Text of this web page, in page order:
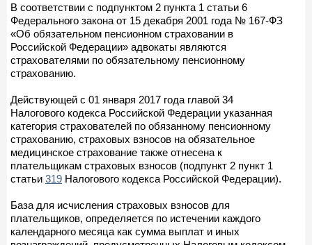
В соответствии с подпунктом 2 пункта 1 статьи 6
Федерального закона от 15 декабря 2001 года № 167-ФЗ
«Об обязательном пенсионном страховании в
Российской Федерации» адвокаты являются
страхователями по обязательному пенсионному
страхованию.
Действующей с 01 января 2017 года главой 34
Налогового кодекса Российской Федерации указанная
категория страхователей по обязанному пенсионному
страхованию, страховых взносов на обязательное
медицинское страхование также отнесена к
плательщикам страховых взносов (подпункт 2 пункт 1
статьи 319 Налогового кодекса Российской Федерации).
База для исчисления страховых взносов для
плательщиков, определяется по истечении каждого
календарного месяца как сумма выплат и иных